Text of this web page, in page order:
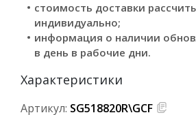
стоимость доставки
индивидуально;
информация о наличии
в день в рабочие дни.
Характеристики
Артикул: SG518820R\GCF